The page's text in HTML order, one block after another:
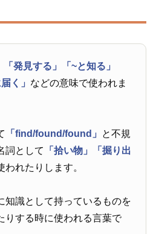
「発見する」
「~と知る」
く」 などの意味で使われま
「find/found/found」 と不規
詞として
「拾い物」
「掘り出
われたりします。
知識として持っているものを
りする時に使われる言葉で